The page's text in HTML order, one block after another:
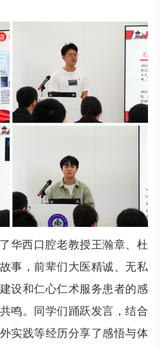
华西口腔老教授王瀚章、杜
事，前辈们大医精诚、无私
设和仁心仁术服务患者的感
鸣。同学们踊跃发言，结合
实践等经历分享了感悟与体